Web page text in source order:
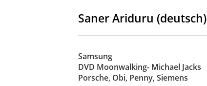
Saner Ariduru (deutsch)
Samsung
DVD Moonwalking- Michael Jacks
Porsche, Obi, Penny, Siemens